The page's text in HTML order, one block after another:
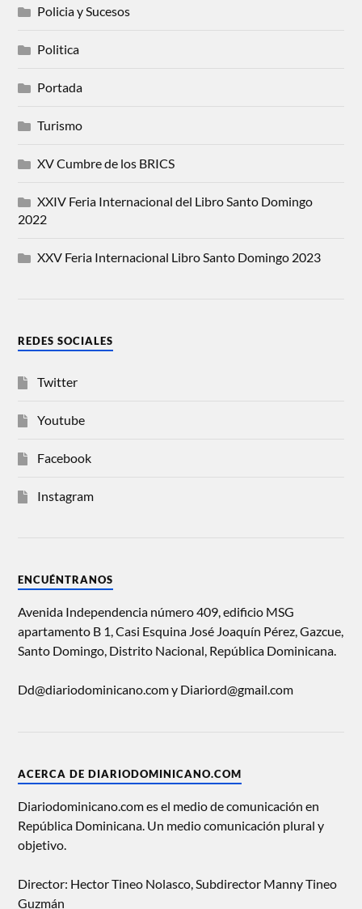
Policia y Sucesos
Politica
Portada
Turismo
XV Cumbre de los BRICS
XXIV Feria Internacional del Libro Santo Domingo
2022
XXV Feria Internacional Libro Santo Domingo 2023
REDES SOCIALES
Twitter
Youtube
Facebook
Instagram
ENCUÉNTRANOS
Avenida Independencia número 409, edificio MSG
apartamento B 1, Casi Esquina José Joaquín Pérez, Gazcue,
Santo Domingo, Distrito Nacional, República Dominicana.
Dd@diariodominicano.com y Diariord@gmail.com
ACERCA DE DIARIODOMINICANO.COM
Diariodominicano.com es el medio de comunicación en
República Dominicana. Un medio comunicación plural y
objetivo.
Director: Hector Tineo Nolasco, Subdirector Manny Tineo
Guzmán